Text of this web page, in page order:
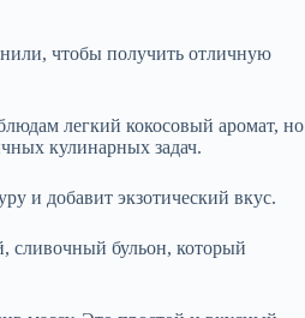
чтобы получить отличную
легкий кокосовый аромат, но
кулинарных задач.
и добавит экзотический вкус.
сливочный бульон, который